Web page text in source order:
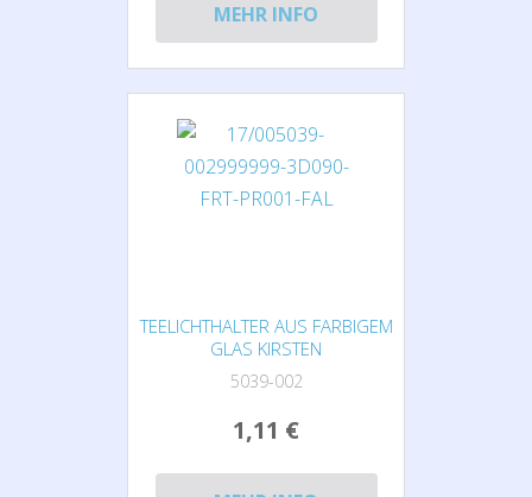
MEHR INFO
TEELICHTHALTER AUS FARBIGEM
GLAS KIRSTEN
5039-002
1,11 €